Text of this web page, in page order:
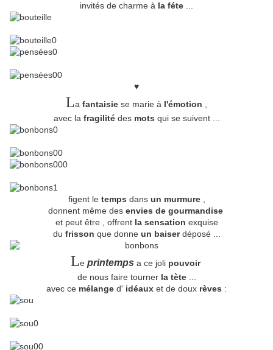
invités de charme à la féte
♥
La fantaisie se marie à l'émotion
avec la fragilitédes mots qui se suivent ...
figent letemps dans un murmure,
donnent même des envies de gourmandise
et peut être , offrent la sensation exquise
du frisson que donneun baiserdéposé ...
Le printemps a ce joli pouvoir
de nous faire tournerla tète...
avec ce mélange d' idéaux et de doux rèves :